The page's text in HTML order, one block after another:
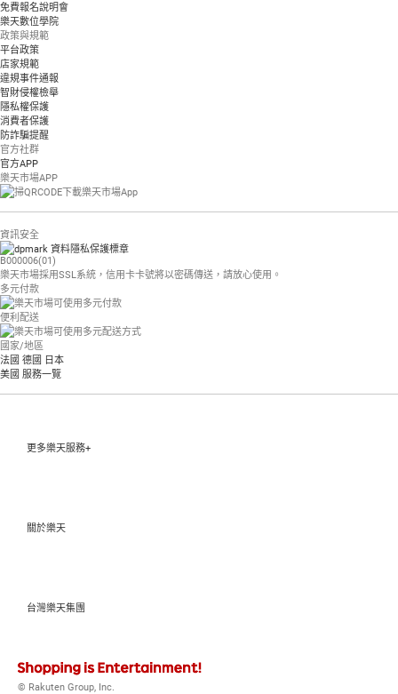
免費報名說明會
樂天數位學院
政策與規範
平台政策
店家規範
違規事件通報
智財侵權檢舉
隱私權保護
消費者保護
防詐騙提醒
官方社群
官方APP
樂天市場APP
資訊安全
B000006(01)
樂天市場採用SSL系統，信用卡卡號將以密碼傳送，請放心使用。
多元付款
便利配送
國家/地區
法國 德國 日本
美國 服務一覽
更多樂天服務+
關於樂天
台灣樂天集團
© Rakuten Group, Inc.